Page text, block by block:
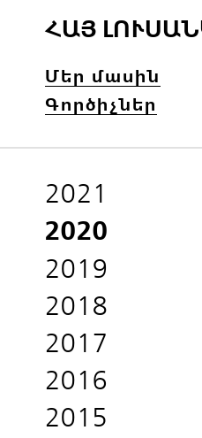
ՀԱՅ
Մեր մասին
Գործիչներ
2021
2020
2019
2018
2017
2016
2015